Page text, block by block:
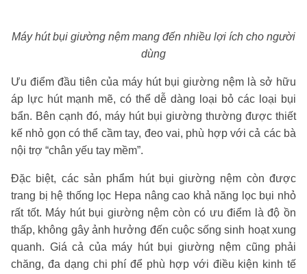
Máy hút bụi giường nệm mang đến nhiều lợi ích cho người
dùng
Ưu điểm đầu tiên của máy hút bụi giường nệm là sở hữu
áp lực hút mạnh mẽ, có thể dễ dàng loại bỏ các loại bụi
bẩn. Bên cạnh đó, máy hút bụi giường thường được thiết
kế nhỏ gọn có thể cầm tay, đeo vai, phù hợp với cả các bà
nội trợ “chân yếu tay mềm”.
Đặc biệt, các sản phẩm hút bụi giường nệm còn được
trang bị hệ thống lọc Hepa nâng cao khả năng lọc bụi nhỏ
rất tốt. Máy hút bụi giường nệm còn có ưu điểm là độ ồn
thấp, không gây ảnh hưởng đến cuộc sống sinh hoạt xung
quanh. Giá cả của máy hút bụi giường nệm cũng phải
chăng, đa dạng chi phí để phù hợp với điều kiện kinh tế